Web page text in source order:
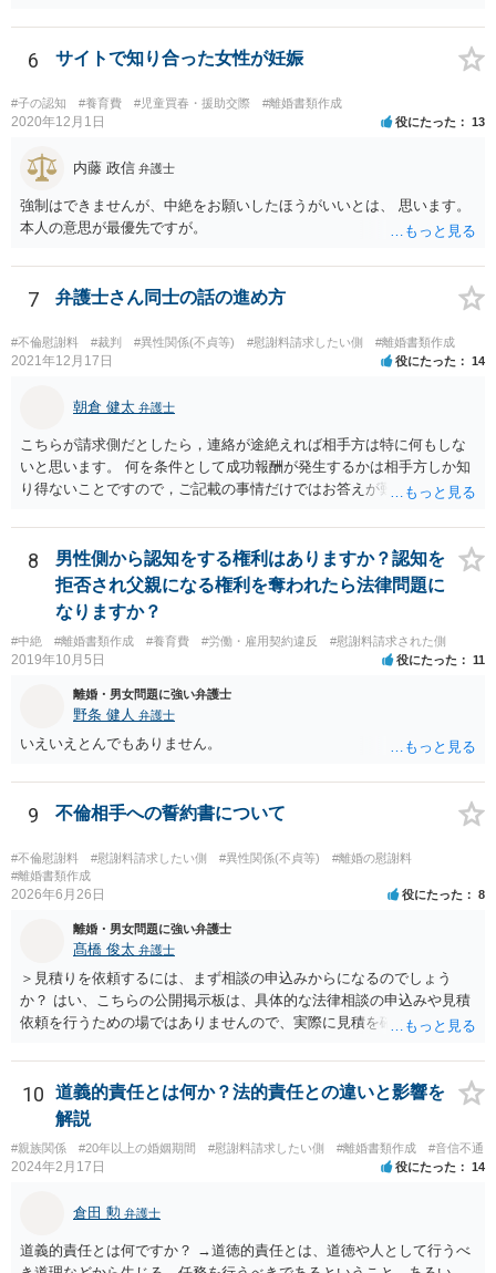
うに合意書を取り交わす必要はあると思います。 4 合意書を取り交
わし、その中で精算条項（一切の債権債務のないことを確認する）を
6 サイトで知り合った女性が妊娠
#子の認知 #養育費 #児童買春・援助交際 #離婚書類作成
2020年12月1日 役にたった 13
内藤 政信 弁護士
強制はできませんが、中絶をお願いしたほうがいいとは、 思います。
本人の意思が最優先ですが。
7 弁護士さん同士の話の進め方
#不倫慰謝料 #裁判 #異性関係(不貞等) #慰謝料請求したい側 #離婚書類作成
2021年12月17日 役にたった 14
朝倉 健太 弁護士
こちらが請求側だとしたら，連絡が途絶えれば相手方は特に何もしな
いと思います。 何を条件として成功報酬が発生するかは相手方しか知
り得ないことですので，ご記載の事情だけではお答えが難しいです。
せずに続いていることも，いずれもあり得ると思います。個々の弁護
士の考え方によります。
8
男性側から認知をする権利はありますか？認知を
拒否され父親になる権利を奪われたら法律問題に
なりますか？
#中絶 #離婚書類作成 #養育費 #労働・雇用契約違反 #慰謝料請求された側
2019年10月5日 役にたった 11
離婚・男女問題に強い弁護士
野条 健人 弁護士
いえいえとんでもありません。
9 不倫相手への誓約書について
#不倫慰謝料 #慰謝料請求したい側 #異性関係(不貞等)
#離婚の慰謝料
#離婚書類作成
2026年6月26日 役にたった 8
離婚・男女問題に強い弁護士
髙橋 俊太 弁護士
＞見積りを依頼するには、まず相談の申込みからになるのでしょう
か？ はい、こちらの公開掲示板は、具体的な法律相談の申込みや見積
依頼を行うための場ではありませんので、実際に見積を確認されたい
わせをしていただく必要があります。
10
道義的責任とは何か？法的責任との違いと影響を
解説
#親族関係 #20年以上の婚姻期間 #慰謝料請求したい側 #離婚書類作成 #音信不通
2024年2月17日 役にたった 14
倉田 勲 弁護士
道義的責任とは何ですか？ →道徳的責任とは、道徳や人として行うべ